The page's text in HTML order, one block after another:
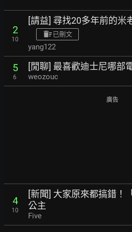
2
10
[請益] 尋找20多年前的米
已刪文
yang122
5
6
[閒聊] 最喜歡迪士尼哪部
weozouc
廣告
4
10
[新聞] 大家原來都搞錯！
公主
Five